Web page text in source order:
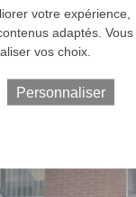
pour
votre expérience,
adaptés. Vous
vos choix.
Personnaliser